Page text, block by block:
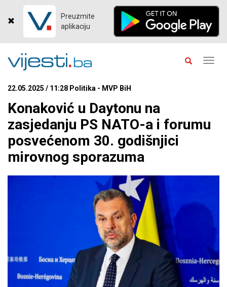
Preuzmite
aplikaciju
22.05.2025 / 11:28 Politika - MVP BiH
Konaković u Daytonu na
zasjedanju PS NATO-a i forumu
posvećenom 30. godišnjici
mirovnog sporazuma